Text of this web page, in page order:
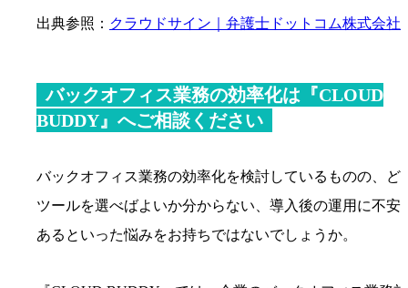
出典参照： クラウドサイン｜弁護士ドットコム株式会社
バックオフィス業務の効率化は『CLOUD
BUDDY』へご相談ください
バックオフィス業務の効率化を検討しているものの、ど
ツールを選べばよいか分からない、導入後の運用に不安
あるといった悩みをお持ちではないでしょうか。